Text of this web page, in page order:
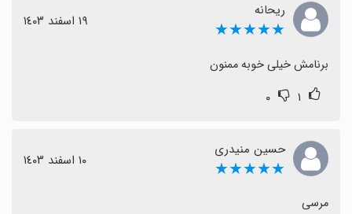
ریحانه
★★★★★ ١٩ اسفند ١٤٠٣
برنامش خیلی خوبه ممنون
۱ ۰
حسین منیدری
★★★★★ ١٠ اسفند ١٤٠٣
مرسی